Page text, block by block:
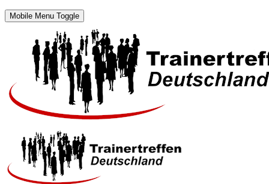
Mobile Menu Toggle